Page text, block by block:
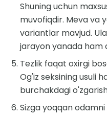
Shuning uchun
muvofiqdir. Meva va
variantlar mavjud.
jarayon yanada ham
Tezlik faqat oxirgi
Og'iz seksining usuli
burchakdagi
Sizga yoqqan